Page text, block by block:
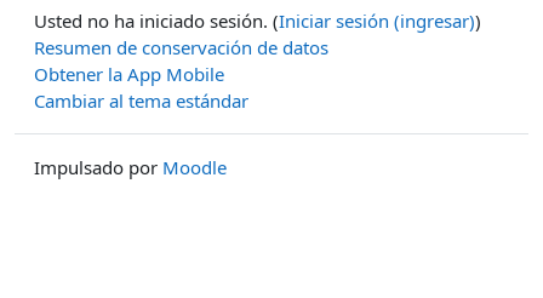
Usted no ha iniciado sesión. (Iniciar sesión (ingresar))
Resumen de conservación de datos
Obtener la App Mobile
Cambiar al tema estándar
Impulsado por Moodle